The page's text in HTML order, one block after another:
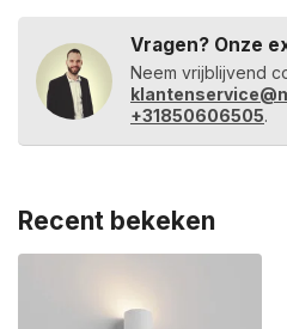
Vragen? Onze
Neem vrijblijvend
+31850606505.
Recent bekeken